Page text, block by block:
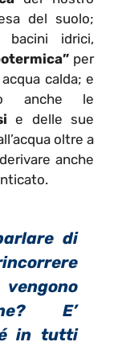
del suolo;
bacini idrici,
per
calda; e
anche le
e delle sue
oltre a
anche
di
E’
in tutti